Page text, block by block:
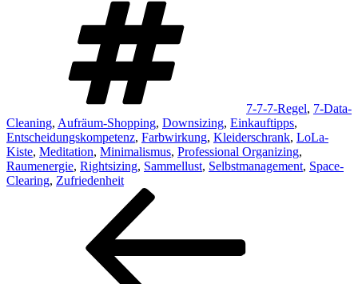
7-7-7-Regel, 7-Data-
Cleaning, Aufräum-Shopping, Downsizing, Einkauftipps,
Entscheidungskompetenz, Farbwirkung, Kleiderschrank, LoLa-
Kiste, Meditation, Minimalismus, Professional Organizing,
Raumenergie, Rightsizing, Sammellust, Selbstmanagement, Space-
Clearing, Zufriedenheit